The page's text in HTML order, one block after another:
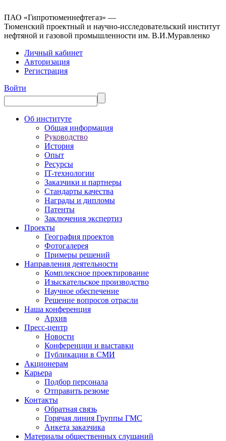
ПАО «Гипротюменнефтегаз» —
Тюменский проектный и научно-исследовательский институт
нефтяной и газовой промышленности им. В.И.Муравленко
Личный кабинет
Авторизация
Регистрация
Войти
Об институте
Общая информация
Руководство
История
Опыт
Ресурсы
IT-технологии
Заказчики и партнеры
Стандарты качества
Награды и дипломы
Патенты
Заключения экспертиз
Проекты
География проектов
Фотогалерея
Примеры решений
Направления деятельности
Комплексное проектирование
Изыскательское производство
Научное обеспечение
Решение вопросов отрасли
Наша конференция
Архив
Пресс-центр
Новости
Конференции и выставки
Публикации в СМИ
Акционерам
Карьера
Подбор персонала
Отправить резюме
Контакты
Обратная связь
Горячая линия Группы ГМС
Анкета заказчика
Материалы общественных слушаний